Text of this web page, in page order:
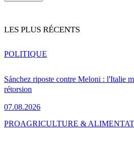
LES PLUS RÉCENTS
Sánchez riposte contre Meloni : l'Italie
rétorsion
07.08.2026
POLITIQUE
PROAGRICULTURE &